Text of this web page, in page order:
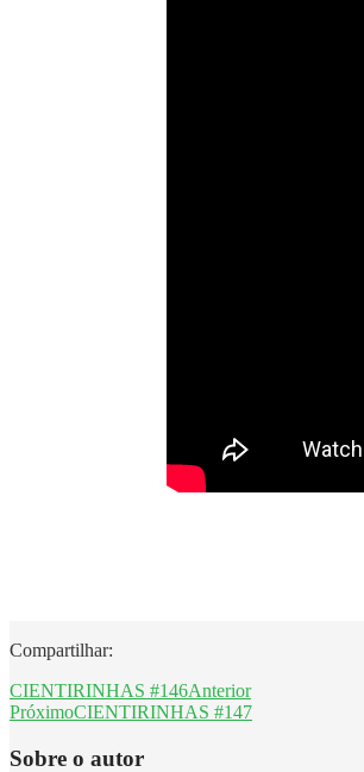
Compartilhar:
CIENTIRINHAS #146Anterior
PróximoCIENTIRINHAS #147
Sobre o autor